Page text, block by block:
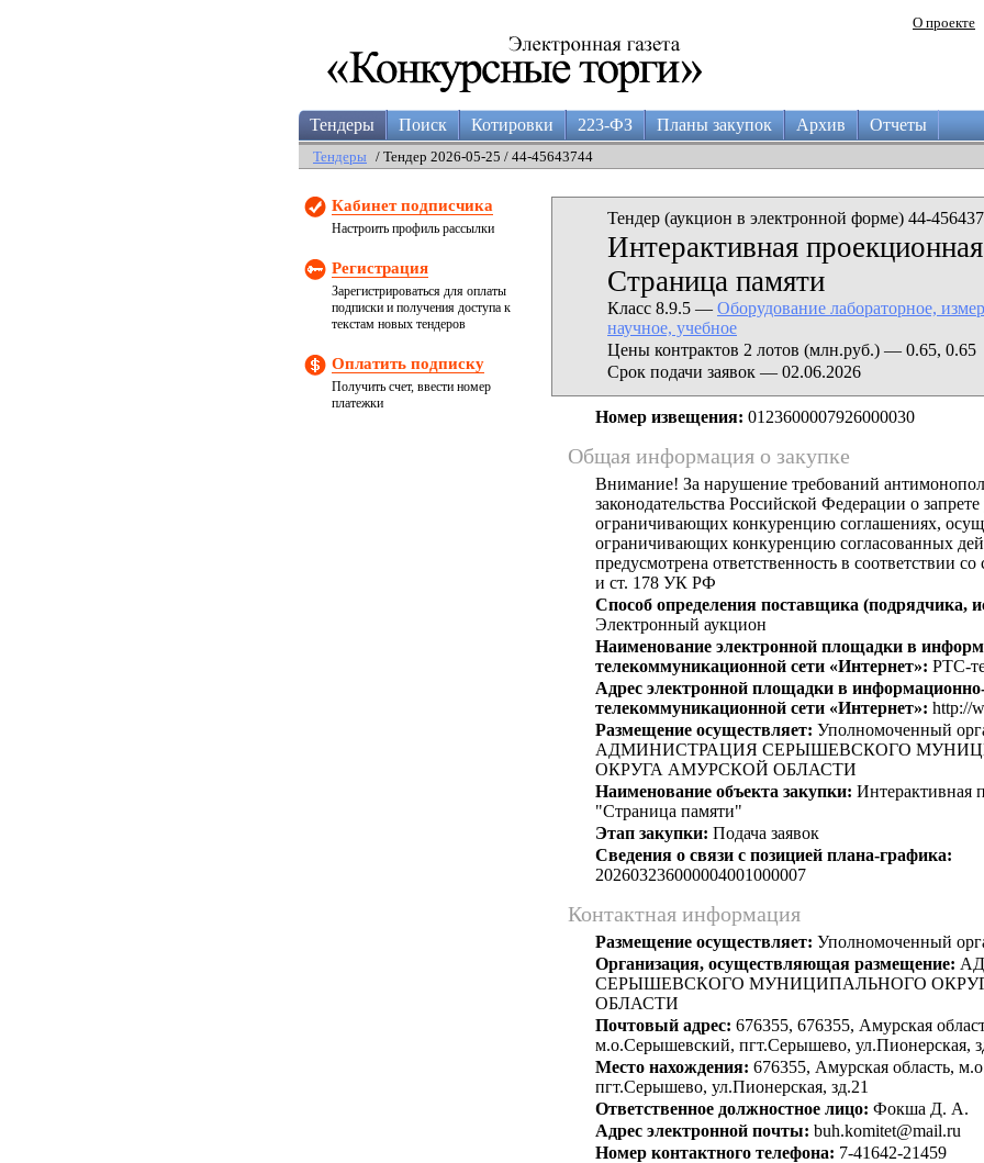
О проекте
Тендеры Поиск Котировки 223-ФЗ Планы закупок Архив Отчеты
Тендеры / Тендер 2026-05-25 / 44-45643744
Кабинет подписчика
Настроить профиль рассылки
Регистрация
Зарегистрироваться для оплаты
подписки и получения доступа к
текстам новых тендеров
Оплатить подписку
Получить счет, ввести номер
платежки
Тендер (аукцион в электронной форме) 44-
Интерактивная
Страница памяти
Класс 8.9.5 — Оборудование лабораторное,
научное, учебное
Цены контрактов 2 лотов (млн.руб.) — 0.65, 0.65
Срок подачи заявок — 02.06.2026
Номер извещения: 0123600007926000030
Общая информация о закупке
Внимание! За нарушение требований
законодательства Российской Федерации о запрете
ограничивающих конкуренцию соглашениях,
ограничивающих конкуренцию согласованных
предусмотрена ответственность в соответствии
и ст. 178 УК РФ
Способ определения поставщика (подрядчика,
Электронный аукцион
Наименование электронной площадки в
телекоммуникационной сети «Интернет»: РТС-
Адрес электронной площадки в
телекоммуникационной сети «Интернет»: http://
Размещение осуществляет: Уполномоченный
АДМИНИСТРАЦИЯ СЕРЫШЕВСКОГО
ОКРУГА АМУРСКОЙ ОБЛАСТИ
Наименование объекта закупки: Интерактивная
"Страница памяти"
Этап закупки: Подача заявок
Сведения о связи с позицией плана-графика:
202603236000004001000007
Контактная информация
Размещение осуществляет: Уполномоченный
Организация, осуществляющая размещение:
СЕРЫШЕВСКОГО МУНИЦИПАЛЬНОГО
ОБЛАСТИ
Почтовый адрес: 676355, 676355, Амурская
м.о.Серышевский, пгт.Серышево, ул.Пионерская,
Место нахождения: 676355, Амурская область,
пгт.Серышево, ул.Пионерская, зд.21
Ответственное должностное лицо: Фокша Д. А.
Адрес электронной почты: buh.komitet@mail.ru
Номер контактного телефона: 7-41642-21459